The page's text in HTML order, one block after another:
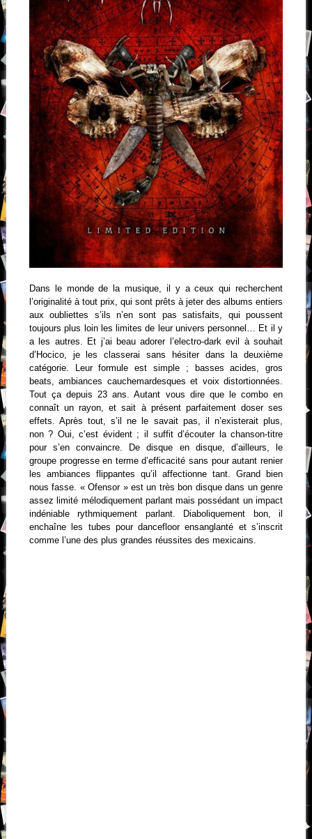
Dans le monde de la musique, il y a ceux qui recherchent
l’originalité à tout prix, qui sont prêts à jeter des albums entiers
aux oubliettes s’ils n’en sont pas satisfaits, qui poussent
toujours plus loin les limites de leur univers personnel… Et il y
a les autres. Et j’ai beau adorer l’electro-dark evil à souhait
d’Hocico, je les classerai sans hésiter dans la deuxième
catégorie. Leur formule est simple ; basses acides, gros
beats, ambiances cauchemardesques et voix distortionnées.
Tout ça depuis 23 ans. Autant vous dire que le combo en
connaît un rayon, et sait à présent parfaitement doser ses
effets. Après tout, s’il ne le savait pas, il n’existerait plus,
non ? Oui, c’est évident ; il suffit d’écouter la chanson-titre
pour s’en convaincre. De disque en disque, d’ailleurs, le
groupe progresse en terme d’efficacité sans pour autant renier
les ambiances flippantes qu’il affectionne tant. Grand bien
nous fasse. « Ofensor » est un très bon disque dans un genre
assez limité mélodiquement parlant mais possédant un impact
indéniable rythmiquement parlant. Diaboliquement bon, il
enchaîne les tubes pour dancefloor ensanglanté et s’inscrit
comme l’une des plus grandes réussites des mexicains.